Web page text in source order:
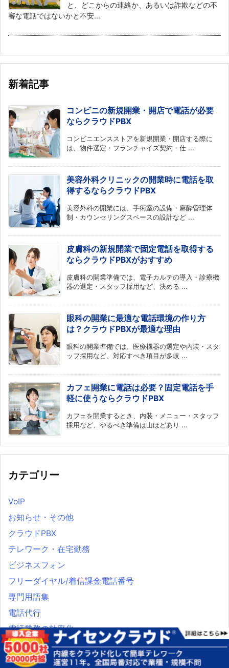
と、どこからの連絡か、あるいは詐欺などの不
審な電話ではないかと不安...
新着記事
コンビニの新規開業・開店で電話が必要
ならクラウドPBX
コンビニエンスストアを新規開業・開店する際に
は、物件選定・フランチャイズ契約・仕 ...
美容外科クリニックの開業時に電話を取
得するならクラウドPBX
美容外科の開業には、手術室の設備・麻酔管理体
制・カウンセリングスペースの設計など ...
皮膚科の新規開業で固定電話を取得する
ならクラウドPBXがおすすめ
皮膚科の開業準備では、電子カルテの導入・診療機
器の選定・スタッフ採用など、決める ...
眼科の開業に最適な電話環境の作り方
は？クラウドPBXが最適な理由
眼科の開業準備では、医療機器の選定や内装・スタ
ッフ採用など、対応すべき項目が多岐 ...
カフェ開業に電話は必要？固定電話を手
軽に使うならクラウドPBX
カフェを開業するとき、内装・メニュー・スタッフ
採用など、やるべき準備は山ほどあり ...
カテゴリー
VoIP
お知らせ・その他
クラウドPBX
テレワーク・在宅勤務
ビジネスフォン
フリーダイヤル/着信課金電話番号
専門用語集
電話代行
電話業務の効率化